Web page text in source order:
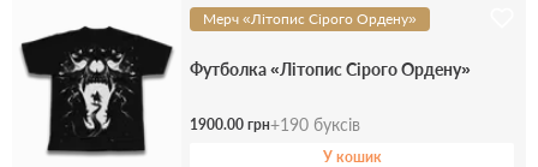
Мерч «Літопис Сірого Ордену»
Футболка «Літопис Сірого Ордену»
1900.00 грн+190 буксів
У кошик